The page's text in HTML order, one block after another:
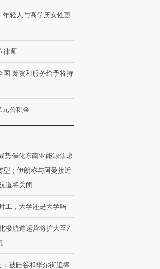
丸 尿检体内含3种
呈现】寻找100种
的生活方式·第三对
住三大增长引擎是什么？
年轻人与高学历女性更
律师
国 筹资和服务给予将持
元公积金
势催化东南亚能源焦虑
型；伊朗称与阿曼接近
道将关闭
工，大学还是大学吗
极航道运营将扩大至7
被硅谷和华尔街追捧